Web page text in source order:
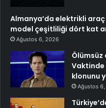
Almanya’da elektrikli
model çeşitliliği dört kat
Ağustos 6, 2026
Ölümsüz
Vaktinde
klonunu
Ağustos